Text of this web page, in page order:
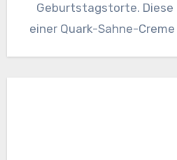
Geburtstagstorte.
einer Quark-Sahne-